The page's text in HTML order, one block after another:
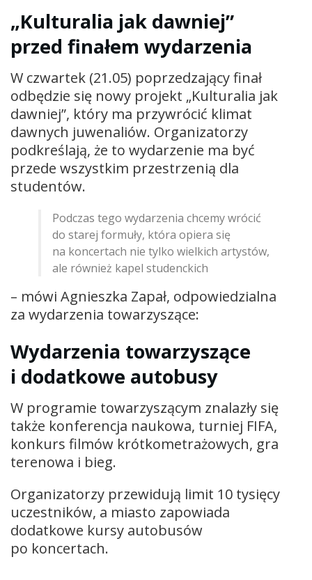
„Kulturalia jak dawniej”
przed finałem wydarzenia
W czwartek (21.05) poprzedzający finał
odbędzie się nowy projekt „Kulturalia jak
dawniej”, który ma przywrócić klimat
dawnych juwenaliów. Organizatorzy
podkreślają, że to wydarzenie ma być
przede wszystkim przestrzenią dla
studentów.
Podczas tego wydarzenia chcemy wrócić
do starej formuły, która opiera się
na koncertach nie tylko wielkich artystów,
ale również kapel studenckich
– mówi Agnieszka Zapał, odpowiedzialna
za wydarzenia towarzyszące:
Wydarzenia towarzyszące
i dodatkowe autobusy
W programie towarzyszącym znalazły się
także konferencja naukowa, turniej FIFA,
konkurs filmów krótkometrażowych, gra
terenowa i bieg.
Organizatorzy przewidują limit 10 tysięcy
uczestników, a miasto zapowiada
dodatkowe kursy autobusów
po koncertach.